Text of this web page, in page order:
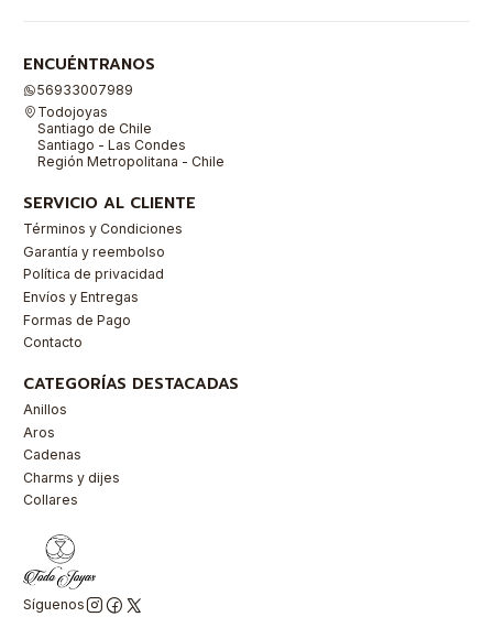
ENCUÉNTRANOS
56933007989
Todojoyas
Santiago de Chile
Santiago - Las Condes
Región Metropolitana - Chile
SERVICIO AL CLIENTE
Términos y Condiciones
Garantía y reembolso
Política de privacidad
Envíos y Entregas
Formas de Pago
Contacto
CATEGORÍAS DESTACADAS
Anillos
Aros
Cadenas
Charms y dijes
Collares
Síguenos